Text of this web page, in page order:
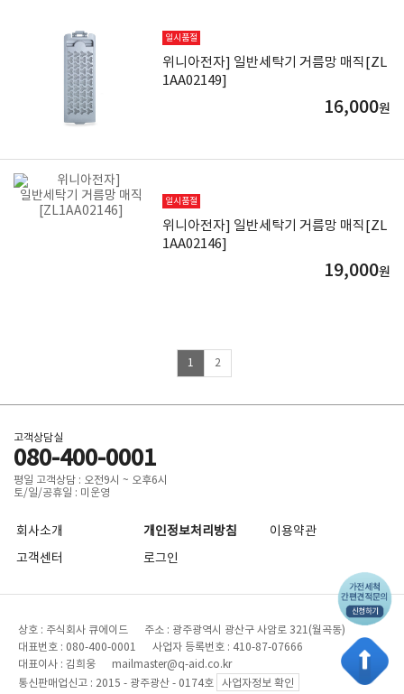
일시품절
위니아전자] 일반세탁기 거름망 매직[ZL
1AA02149]
16,000원
일시품절
위니아전자] 일반세탁기 거름망 매직[ZL
1AA02146]
19,000원
1 2
고객상담실
080-400-0001
평일 고객상담 : 오전9시 ~ 오후6시
토/일/공휴일 : 미운영
회사소개 개인정보처리방침
이용약관
고객센터
로그인
상호 : 주식회사 큐에이드 주소 : 광주광역시 광산구 사암로 321(월곡동)
대표번호 : 080-400-0001 사업자 등록번호 : 410-87-07666
대표이사 : 김희웅 mailmaster@q-aid.co.kr
통신판매업신고 : 2015 - 광주광산 - 0174호
사업자정보 확인